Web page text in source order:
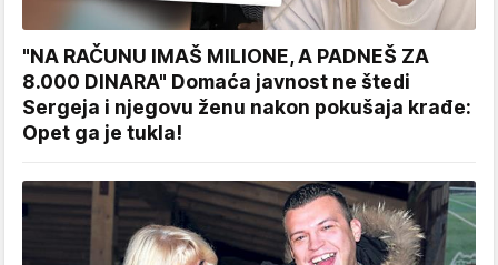
"NA RAČUNU IMAŠ MILIONE, A PADNEŠ ZA
8.000 DINARA" Domaća javnost ne štedi
Sergeja i njegovu ženu nakon pokušaja krađe:
Opet ga je tukla!